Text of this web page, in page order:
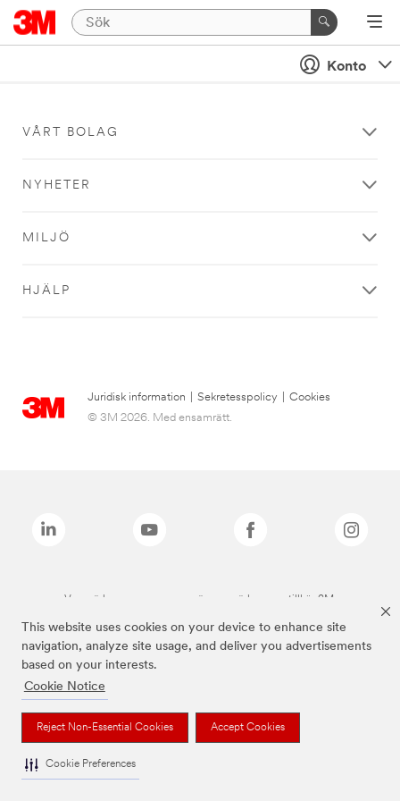
This website uses cookies on your device to enhance site
navigation, analyze site usage, and deliver you advertisements
based on your interests.
Cookie Notice
Reject Non-Essential Cookies Accept Cookies
Cookie Preferences
Konto
VÅRT BOLAG
NYHETER
MILJÖ
HJÄLP
Juridisk information Sekretesspolicy
Cookies
© 3M 2026. Med ensamrätt.
Varumärken som anges ovan är varumärken som tillhör 3M.